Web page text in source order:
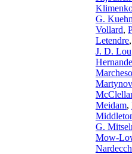
G. Kuehn
Vollard,
Letendre,
J. D.
Martynov
Meidam,
G.
Mow-